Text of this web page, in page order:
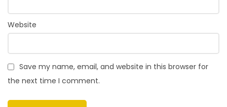
Website
Save my name, email, and website in this browser for
the next time I comment.